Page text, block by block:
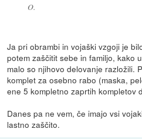
O.
Ja pri obrambi in vojaški vzgoji je
potem zaščitit sebe in familjo, kako
malo so njihovo delovanje razložili.
komplet za osebno rabo (maska,
ene 5 kompletno zaprtih kompletov
Danes pa ne vem, če imajo vsi
lastno zaščito.